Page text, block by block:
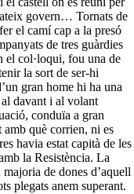
govern… Tornats de
el camí cap a la presó
de tres guàrdies
el col·loqui, fou una de
la sort de ser-hi
gran home hi ha una
al davant i al volant
conduïa a gran
què corrien, ni es
havia estat capità de les
la Resistència. La
de dones d’aquell
plegats anem superant.